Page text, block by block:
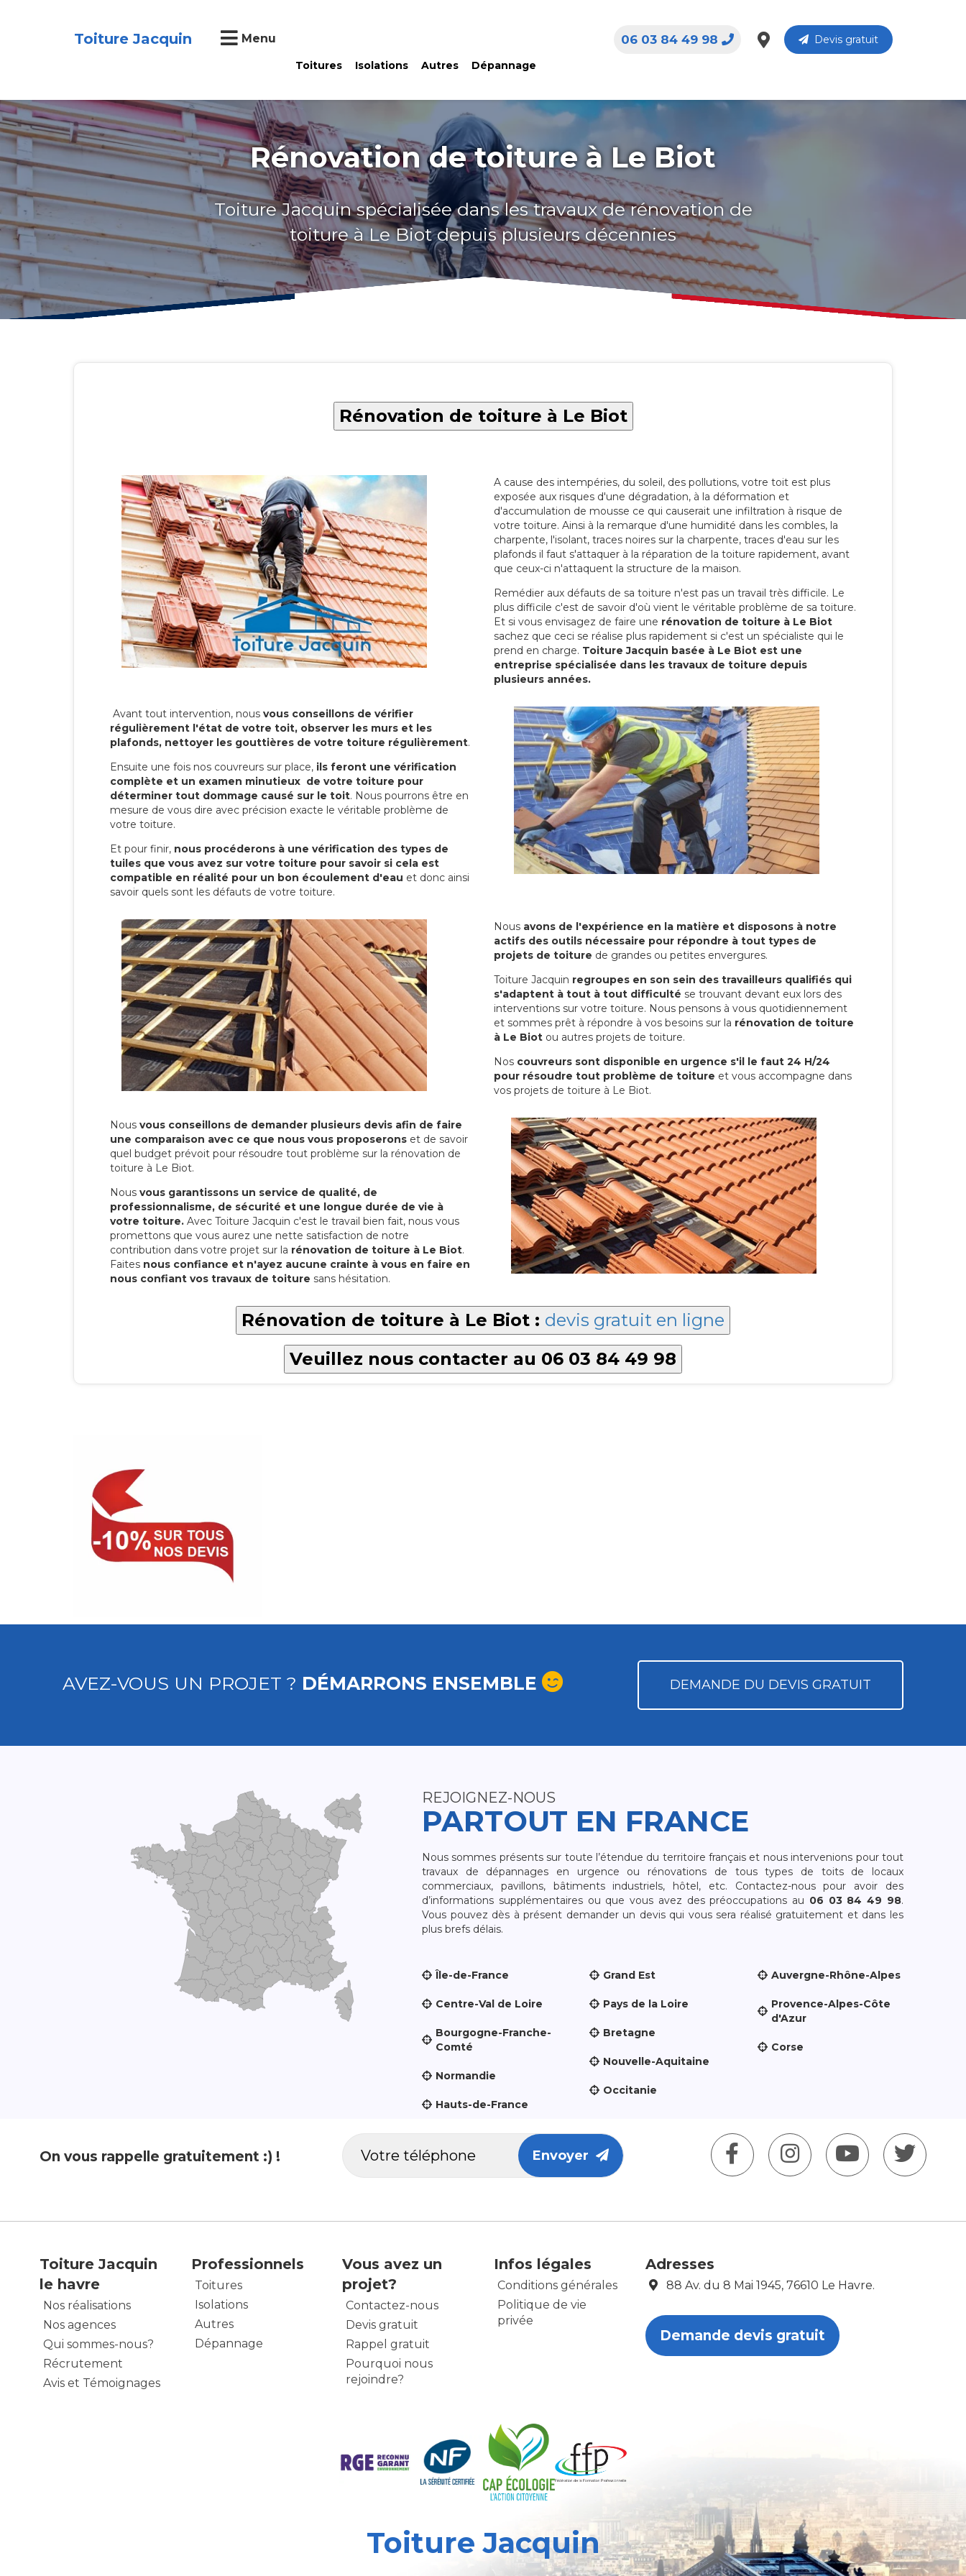
Toiture Jacquin Menu
Toitures Isolations Autres Dépannage
Devis gratuit
06 03 84 49 98
Rénovation de toiture à Le Biot
Toiture Jacquin spécialisée dans les travaux de rénovation de
toiture à Le Biot depuis plusieurs décennies
Rénovation de toiture à Le Biot
A cause des intempéries, du soleil, des pollutions, votre toit est plus
exposée aux risques d'une dégradation, à la déformation et
d'accumulation de mousse ce qui causerait une infiltration à risque de
votre toiture. Ainsi à la remarque d'une humidité dans les combles, la
charpente, l'isolant, traces noires sur la charpente, traces d'eau sur les
plafonds il faut s'attaquer à la réparation de la toiture rapidement, avant
que ceux-ci n'attaquent la structure de la maison.
Remédier aux défauts de sa toiture n'est pas un travail très difficile. Le
plus difficile c'est de savoir d'où vient le véritable problème de sa toiture.
Et si vous envisagez de faire une rénovation de toiture à Le Biot
sachez que ceci se réalise plus rapidement si c'est un spécialiste qui le
prend en charge. Toiture Jacquin basée à Le Biot est une
entreprise spécialisée dans les travaux de toiture depuis
plusieurs années.
Avant tout intervention, nous vous conseillons de vérifier
régulièrement l'état de votre toit, observer les murs et les
plafonds, nettoyer les gouttières de votre toiture régulièrement.
Ensuite une fois nos couvreurs sur place, ils feront une vérification
complète et un examen minutieux de votre toiture pour
déterminer tout dommage causé sur le toit. Nous pourrons être en
mesure de vous dire avec précision exacte le véritable problème de
votre toiture.
Et pour finir, nous procéderons à une vérification des types de
tuiles que vous avez sur votre toiture pour savoir si cela est
compatible en réalité pour un bon écoulement d'eau et donc ainsi
savoir quels sont les défauts de votre toiture.
Nous avons de l'expérience en la matière et disposons à notre
actifs des outils nécessaire pour répondre à tout types de
projets de toiture de grandes ou petites envergures.
Toiture Jacquin regroupes en son sein des travailleurs qualifiés qui
s'adaptent à tout à tout difficulté se trouvant devant eux lors des
interventions sur votre toiture. Nous pensons à vous quotidiennement
et sommes prêt à répondre à vos besoins sur la rénovation de toiture
à Le Biot ou autres projets de toiture.
Nos couvreurs sont disponible en urgence s'il le faut 24 H/24
pour résoudre tout problème de toiture et vous accompagne dans
vos projets de toiture à Le Biot.
Nous vous conseillons de demander plusieurs devis afin de faire
une comparaison avec ce que nous vous proposerons et de savoir
quel budget prévoit pour résoudre tout problème sur la rénovation de
toiture à Le Biot.
Nous vous garantissons un service de qualité, de
professionnalisme, de sécurité et une longue durée de vie à
votre toiture. Avec Toiture Jacquin c'est le travail bien fait, nous vous
promettons que vous aurez une nette satisfaction de notre
contribution dans votre projet sur la rénovation de toiture à Le Biot.
Faites nous confiance et n'ayez aucune crainte à vous en faire en
nous confiant vos travaux de toiture sans hésitation.
Rénovation de toiture à Le Biot : devis gratuit en ligne
Veuillez nous contacter au 06 03 84 49 98
AVEZ-VOUS UN PROJET ? DÉMARRONS ENSEMBLE DEMANDE DU DEVIS GRATUIT
REJOIGNEZ-NOUS
PARTOUT EN FRANCE
Nous sommes présents sur toute l’étendue du territoire français et nous intervenions pour tout
travaux de dépannages en urgence ou rénovations de tous types de toits de locaux
commerciaux, pavillons, bâtiments industriels, hôtel, etc. Contactez-nous pour avoir des
d’informations supplémentaires ou que vous avez des préoccupations au 06 03 84 49 98.
Vous pouvez dès à présent demander un devis qui vous sera réalisé gratuitement et dans les
plus brefs délais.
Île-de-France
Centre-Val de Loire
Bourgogne-Franche-
Comté
Normandie
Hauts-de-France
Grand Est
Pays de la Loire
Bretagne
Nouvelle-Aquitaine
Occitanie
Auvergne-Rhône-Alpes
Provence-Alpes-Côte
d'Azur
Corse
On vous rappelle gratuitement :) ! Envoyer
Toiture Jacquin
le havre
Nos réalisations
Nos agences
Qui sommes-nous?
Récrutement
Avis et Témoignages
Professionnels
Toitures
Isolations
Autres
Dépannage
Vous avez un
projet?
Contactez-nous
Devis gratuit
Rappel gratuit
Pourquoi nous
rejoindre?
Infos légales
Conditions générales
Politique de vie
privée
Adresses
88 Av. du 8 Mai 1945, 76610 Le Havre.
Demande devis gratuit
Toiture Jacquin